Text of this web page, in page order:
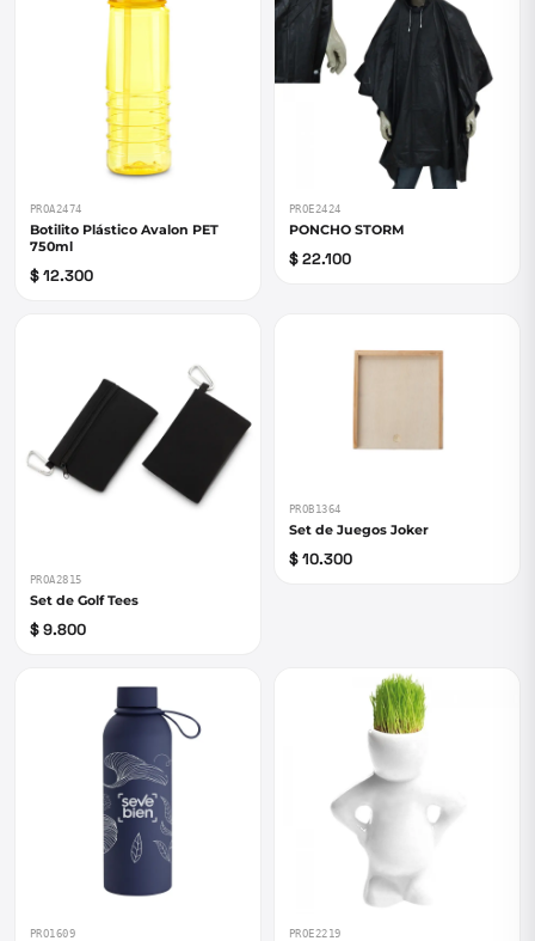
PROA2474
Botilito Plástico Avalon PET
750ml
$ 12.300
PROE2424
PONCHO STORM
$ 22.100
PROA2815
Set de Golf Tees
$ 9.800
PROB1364
Set de Juegos Joker
$ 10.300
PRO1609 PROE2219